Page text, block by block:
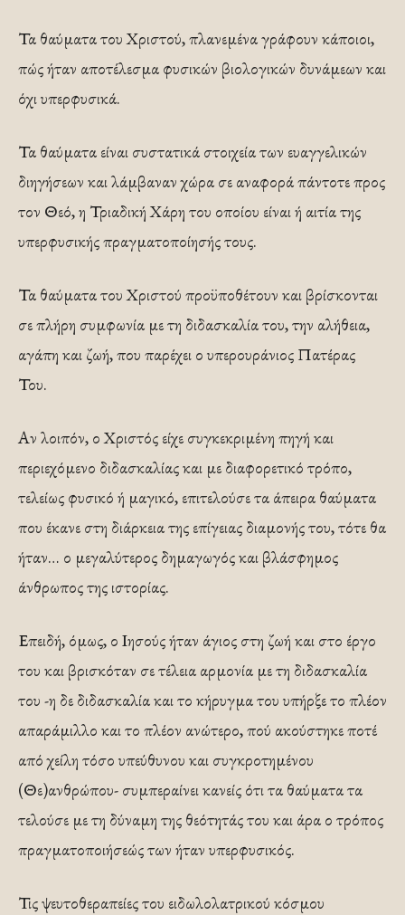
Τα θαύματα του Χριστού, πλανεμένα γράφουν κάποιοι,
πώς ήταν αποτέλεσμα φυσικών βιολογικών δυνάμεων και
όχι υπερφυσικά.
Τα θαύματα είναι συστατικά στοιχεία των ευαγγελικών
διηγήσεων και λάμβαναν χώρα σε αναφορά πάντοτε προς
τον Θεό, η Τριαδική Χάρη του οποίου είναι ή αιτία της
υπερφυσικής πραγματοποίησής τους.
Τα θαύματα του Χριστού προϋποθέτουν και βρίσκονται
σε πλήρη συμφωνία με τη διδασκαλία του, την αλήθεια,
αγάπη και ζωή, που παρέχει ο υπερουράνιος Πατέρας
Του.
Αν λοιπόν, ο Χριστός είχε συγκεκριμένη πηγή και
περιεχόμενο διδασκαλίας και με διαφορετικό τρόπο,
τελείως φυσικό ή μαγικό, επιτελούσε τα άπειρα θαύματα
που έκανε στη διάρκεια της επίγειας διαμονής του, τότε θα
ήταν… ο μεγαλύτερος δημαγωγός και βλάσφημος
άνθρωπος της ιστορίας.
Επειδή, όμως, ο Ιησούς ήταν άγιος στη ζωή και στο έργο
του και βρισκόταν σε τέλεια αρμονία με τη διδασκαλία
του -η δε διδασκαλία και το κήρυγμα του υπήρξε το πλέον
απαράμιλλο και το πλέον ανώτερο, πού ακούστηκε ποτέ
από χείλη τόσο υπεύθυνου και συγκροτημένου
(Θε)ανθρώπου- συμπεραίνει κανείς ότι τα θαύματα τα
τελούσε με τη δύναμη της θεότητάς του και άρα ο τρόπος
πραγματοποιήσεώς των ήταν υπερφυσικός.
Τις ψευτοθεραπείες του ειδωλολατρικού κόσμου